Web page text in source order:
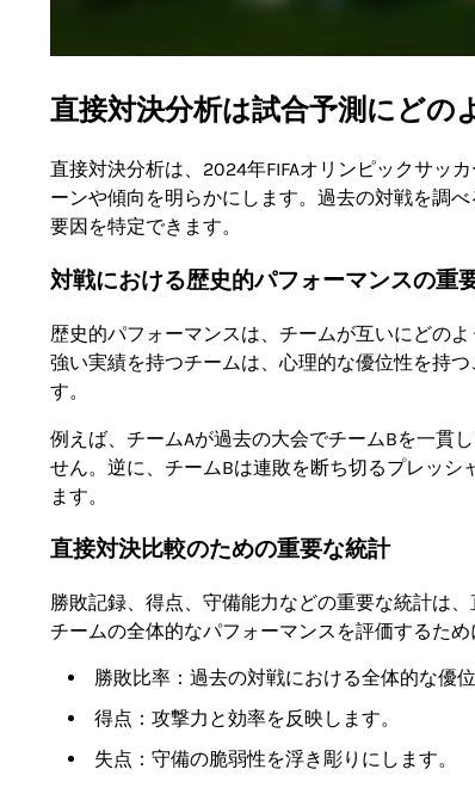
直接対決分析は試合予測にどの
直接対決分析は、2024年FIFAオリンピックサッ
ーンや傾向を明らかにします。過去の対戦を調
要因を特定できます。
対戦における歴史的パフォーマンスの重
歴史的パフォーマンスは、チームが互いにどの
強い実績を持つチームは、心理的な優位性を持
す。
例えば、チームAが過去の大会でチームBを一貫
せん。逆に、チームBは連敗を断ち切るプレッ
ます。
直接対決比較のための重要な統計
勝敗記録、得点、守備能力などの重要な統計は
チームの全体的なパフォーマンスを評価するた
勝敗比率：過去の対戦における全体的な優位
得点：攻撃力と効率を反映します。
失点：守備の脆弱性を浮き彫りにします。